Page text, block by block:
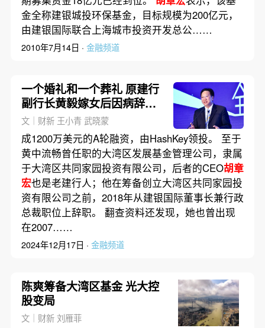
金全称建银城投环保基金，目标规模为200亿元，
由建银国际联合上海城市投资开发总公……
2010年7月14日 · 金融频道
一个婚礼和一个葬礼 原建行
副行长黄毅嫁女后因病辞世
｜特稿精选
文｜财新 王小青 武晓蒙
成1200万美元的A轮融资，由HashKey领投。 至于
黄中流畅曾任职的大湾区发展基金管理公司，隶属
于大湾区共同家园投资有限公司，后者的CEO胡章
宏也是老建行人；他在筹备创立大湾区共同家园投
资有限公司之前，2018年从建银国际董事长兼行政
总裁职位上辞职。 翻查资料还发现，她也曾出现
在2007……
2024年12月17日 · 金融频道
陈爽筹备大湾区基金 光大控
股变局
文｜财新 刘雁菲